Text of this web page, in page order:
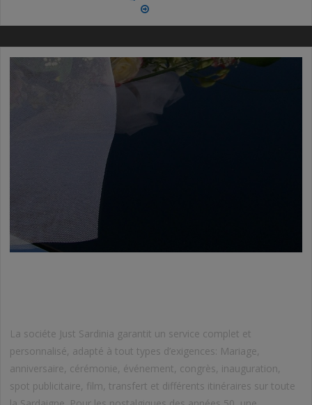
La sociéte Just Sardinia garantit un service complet et
personnalisé, adapté à tout types d’exigences: Mariage,
anniversaire, cérémonie, événement, congrès, inauguration,
spot publicitaire, film, transfert et différents itinéraires sur toute